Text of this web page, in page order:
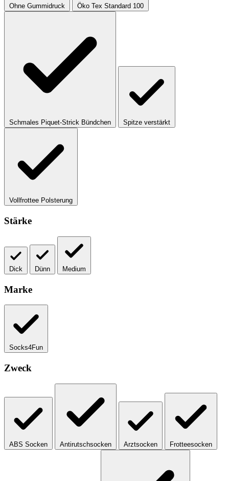
Ohne Gummidruck Öko Tex Standard 100
Schmales Piquet-Strick Bündchen Spitze verstärkt
Vollfrottee Polsterung
Stärke
Dick Dünn Medium
Marke
Socks4Fun
Zweck
ABS Socken Antirutschsocken Arztsocken Frotteesocken